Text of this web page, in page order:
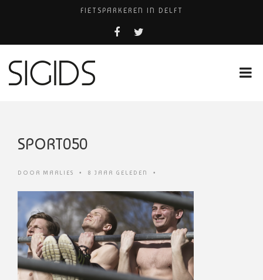
FIETSPARKEREN IN DELFT
PIZZERIA POMPEÏ ￼
COCKTAILS ON THE SPOT!
SPORT050
DOOR MARLIES • 8 JAAR GELEDEN •